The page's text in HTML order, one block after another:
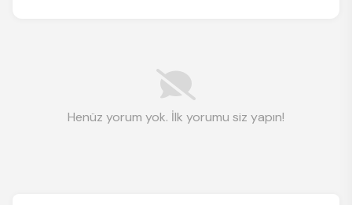
Henüz yorum yok. İlk yorumu siz yapın!